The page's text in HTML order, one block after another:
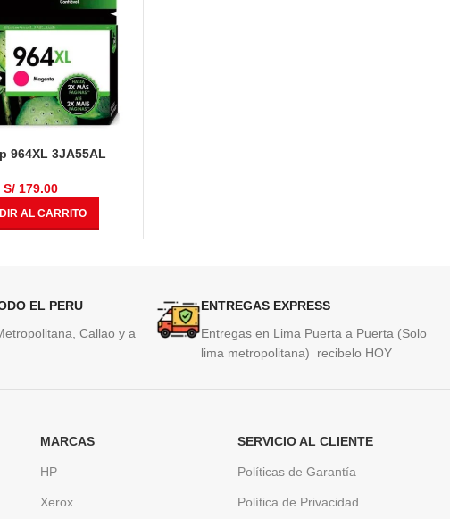
964XL 3JA55AL
9018, 9020
S/179.00
AL CARRITO
EL PERU
Callao y a
ENTREGAS EXPRESS
Entregas en Lima Puerta a Puerta (Solo
lima metropolitana) recibelo HOY
MARCAS
HP
Xerox
SERVICIO AL CLIENTE
Políticas de Garantía
Política de Privacidad